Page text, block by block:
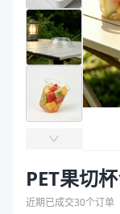
盖名称
平
容量（oz）
24
盖克重（g）
6
透
主要材质
直径（mm）
克重（g）
容量（oz）
24
盖克重（g）
6.5
PET果切
近期已成交30个订单